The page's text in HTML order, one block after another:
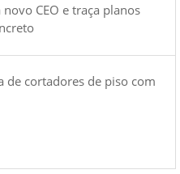
CEO e traça planos
cortadores de piso com